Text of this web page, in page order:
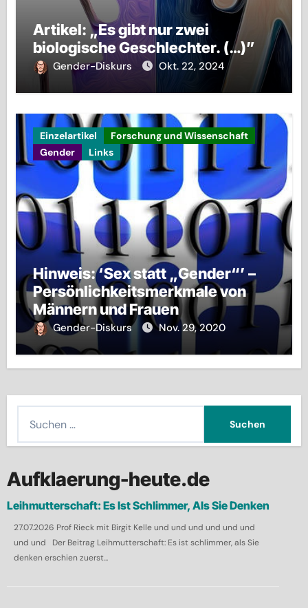
Artikel: „Es gibt nur zwei
biologische Geschlechter. (…)”
Gender-Diskurs Okt. 22, 2024
Einzelartikel
Forschung und Wissenschaft
Gender
Links
Hinweis: ‘Sex statt „Gender“’ –
Persönlichkeitsmerkmale von
Männern und Frauen
Gender-Diskurs Nov. 29, 2020
h
n
n
a
Aufklaerung-heute.de
Leihmutterschaft: Es Ist Schlimmer, Als Sie Denken
27.07.2026 Prof Rieck mit Birgit Kelle und und und und und und
und und Der Beitrag Leihmutterschaft: Es ist schlimmer, als Sie
denken erschien zuerst...